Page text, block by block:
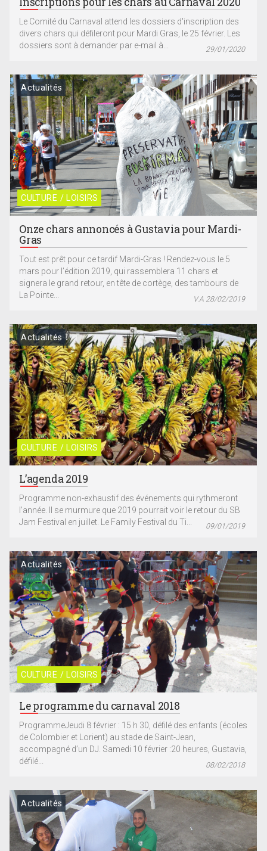
Le Comité du Carnaval attend les dossiers d'inscription des
divers chars qui défileront pour Mardi Gras, le 25 février. Les
dossiers sont à demander par e-mail à...
29/01/2020
CULTURE / LOISIRS
Actualités
Onze chars annoncés à Gustavia pour Mardi-
Gras
Tout est prêt pour ce tardif Mardi-Gras ! Rendez-vous le 5
mars pour l’édition 2019, qui rassemblera 11 chars et
signera le grand retour, en tête de cortège, des tambours de
La Pointe...
V.A 28/02/2019
CULTURE / LOISIRS
Actualités
L’agenda 2019
Programme non-exhaustif des événements qui rythmeront
l’année. Il se murmure que 2019 pourrait voir le retour du SB
Jam Festival en juillet. Le Family Festival du Ti...
09/01/2019
CULTURE / LOISIRS
Actualités
Le programme du carnaval 2018
ProgrammeJeudi 8 février : 15 h 30, défilé des enfants (écoles
de Colombier et Lorient) au stade de Saint-Jean,
accompagné d’un DJ. Samedi 10 février :20 heures, Gustavia,
défilé...
08/02/2018
Actualités